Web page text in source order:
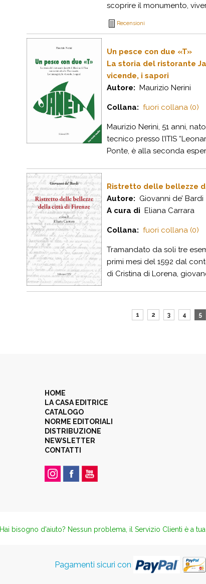
scoprire il monumento,
Recensioni
Un pesce con due «T»
La storia del ristorante
vicende, i sapori
Autore: Maurizio Nerini
Collana: fuori collana (0)
Maurizio Nerini, 51 anni,
tecnico presso l’ITIS
Ponte, è alla seconda
Ristretto delle bellezze
Autore: Giovanni de’ Bardi
A cura di Eliana Carrara
Collana: fuori collana (0)
Tramandato da soli tre
primi mesi del 1592 dal
di Cristina di Lorena,
1 2 3 4 5
HOME
LA CASA EDITRICE
CATALOGO
NORME EDITORIALI
DISTRIBUZIONE
NEWSLETTER
CONTATTI
Hai bisogno d'aiuto? Nessun problema, il Servizio Clienti è a
Pagamenti sicuri con